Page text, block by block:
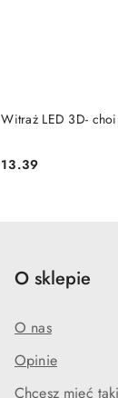
Witraż LED 3D-
Cena:
13.39
O sklepie
O nas
Opinie
Chcesz mieć